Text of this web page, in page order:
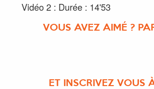
Vidéo 2 : Durée : 14'53
VOUS AVEZ AIMÉ ?
ET INSCRIVEZ VOUS